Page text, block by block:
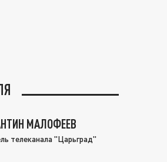
МАЛОФЕЕВ
телеканала "Царьград"